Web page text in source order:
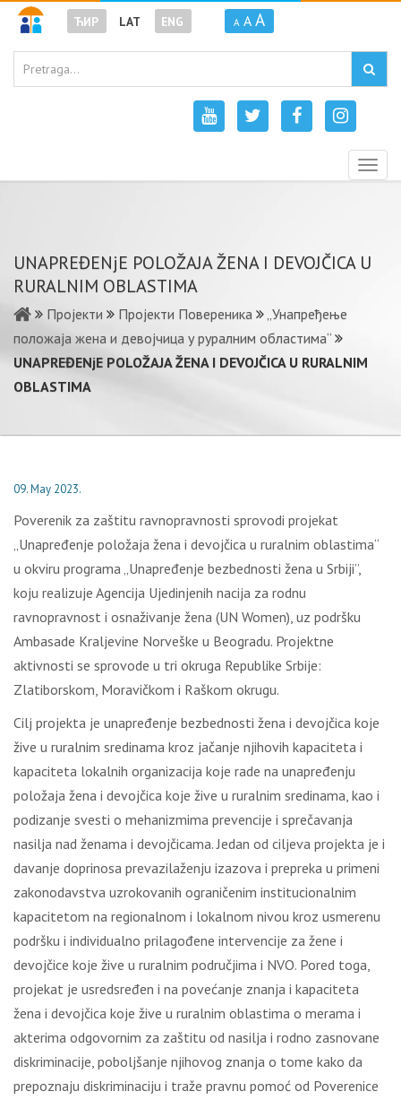
ЋИР LAT ENG A A A
UNAPREĐENjE POLOŽAJA ŽENA I DEVOJČICA U
RURALNIM OBLASTIMA
Пројекти Пројекти Повереника
„Унапређење
положаја жена и девојчица у руралним областима“
UNAPREĐENjE POLOŽAJA ŽENA I DEVOJČICA U RURALNIM
OBLASTIMA
09. May 2023.
Poverenik za zaštitu ravnopravnosti sprovodi projekat
„Unapređenje položaja žena i devojčica u ruralnim oblastima“
u okviru programa „Unapređenje bezbednosti žena u Srbiji”,
koju realizuje Agencija Ujedinjenih nacija za rodnu
ravnopravnost i osnaživanje žena (UN Women), uz podršku
Ambasade Kraljevine Norveške u Beogradu. Projektne
aktivnosti se sprovode u tri okruga Republike Srbije:
Zlatiborskom, Moravičkom i Raškom okrugu.
Cilj projekta je unapređenje bezbednosti žena i devojčica koje
žive u ruralnim sredinama kroz jačanje njihovih kapaciteta i
kapaciteta lokalnih organizacija koje rade na unapređenju
položaja žena i devojčica koje žive u ruralnim sredinama, kao i
podizanje svesti o mehanizmima prevencije i sprečavanja
nasilja nad ženama i devojčicama. Jedan od ciljeva projekta je i
davanje doprinosa prevazilaženju izazova i prepreka u primeni
zakonodavstva uzrokovanih ograničenim institucionalnim
kapacitetom na regionalnom i lokalnom nivou kroz usmerenu
podršku i individualno prilagođene intervencije za žene i
devojčice koje žive u ruralnim područjima i NVO. Pored toga,
projekat je usredsređen i na povećanje znanja i kapaciteta
žena i devojčica koje žive u ruralnim oblastima o merama i
akterima odgovornim za zaštitu od nasilja i rodno zasnovane
diskriminacije, poboljšanje njihovog znanja o tome kako da
prepoznaju diskriminaciju i traže pravnu pomoć od Poverenice